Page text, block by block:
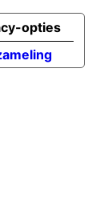
opties